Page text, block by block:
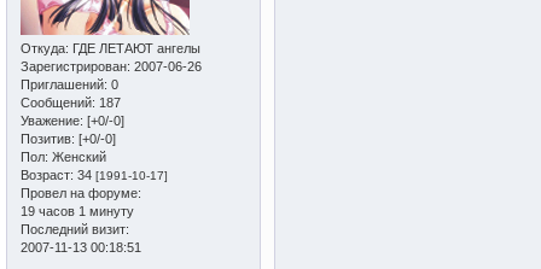
Откуда: ГДЕ ЛЕТАЮТ ангелы
Зарегистрирован: 2007-06-26
Приглашений: 0
Сообщений: 187
Уважение: [+0/-0]
Позитив: [+0/-0]
Пол: Женский
Возраст: 34 [1991-10-17]
Провел на форуме:
19 часов 1 минуту
Последний визит:
2007-11-13 00:18:51